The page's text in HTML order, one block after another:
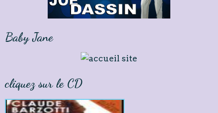
Baby Jane
cliquez sur le CD